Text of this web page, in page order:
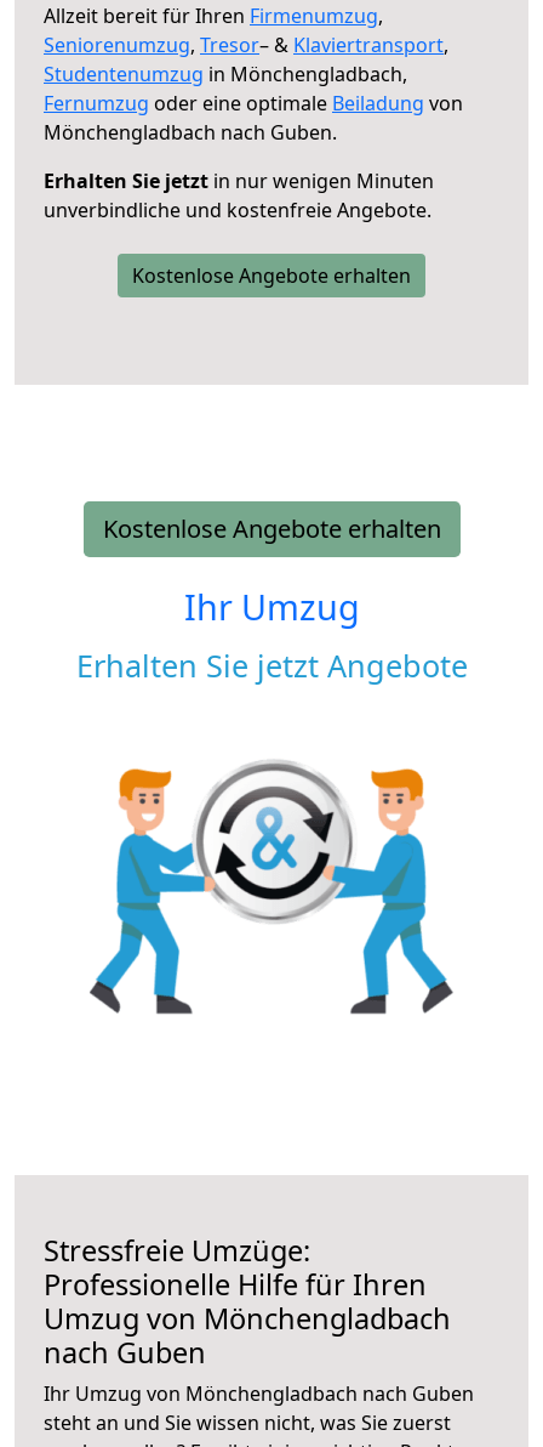
Allzeit bereit für Ihren Firmenumzug,
Seniorenumzug, Tresor– & Klaviertransport,
Studentenumzug in Mönchengladbach,
Fernumzug oder eine optimale Beiladung von
Mönchengladbach nach Guben.
Erhalten Sie jetzt in nur wenigen Minuten
unverbindliche und kostenfreie Angebote.
Kostenlose Angebote erhalten
Kostenlose Angebote erhalten
Ihr Umzug
Erhalten Sie jetzt Angebote
Stressfreie Umzüge:
Professionelle Hilfe für Ihren
Umzug von Mönchengladbach
nach Guben
Ihr Umzug von Mönchengladbach nach Guben
steht an und Sie wissen nicht, was Sie zuerst